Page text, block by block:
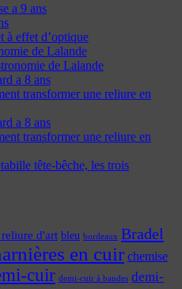
a 9 ans
à effet d’optique
de Lalande
de Lalande
a 8 ans
transformer une reliure en
a 8 ans
transformer une reliure en
tête-bêche, les trois
d'art bleu bordeaux Bradel
en cuir chemise
cuir demi-cuir à bandes demi-